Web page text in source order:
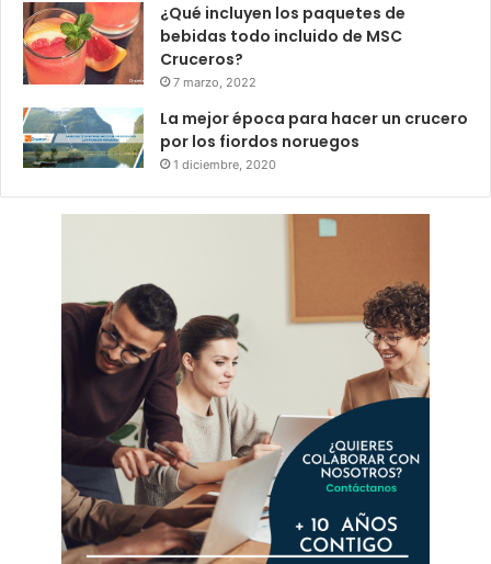
¿Qué incluyen los paquetes de
bebidas todo incluido de MSC
Cruceros?
7 marzo, 2022
La mejor época para hacer un crucero
por los fiordos noruegos
1 diciembre, 2020